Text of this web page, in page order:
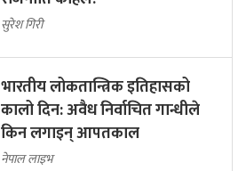
सुरेश गिरी
भारतीय लोकतान्त्रिक इतिहासको
कालो दिन: अवैध निर्वाचित गान्धीले
किन लगाइन् आपतकाल
नेपाल लाइभ